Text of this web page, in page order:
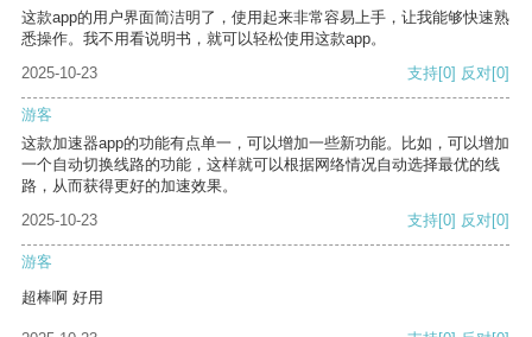
这款app的用户界面简洁明了，使用起来非常容易上手，让我能够快速熟
悉操作。我不用看说明书，就可以轻松使用这款app。
2025-10-23
支持[0] 反对[0]
游客
这款加速器app的功能有点单一，可以增加一些新功能。比如，可以增加
一个自动切换线路的功能，这样就可以根据网络情况自动选择最优的线
路，从而获得更好的加速效果。
2025-10-23
支持[0] 反对[0]
游客
超棒啊 好用